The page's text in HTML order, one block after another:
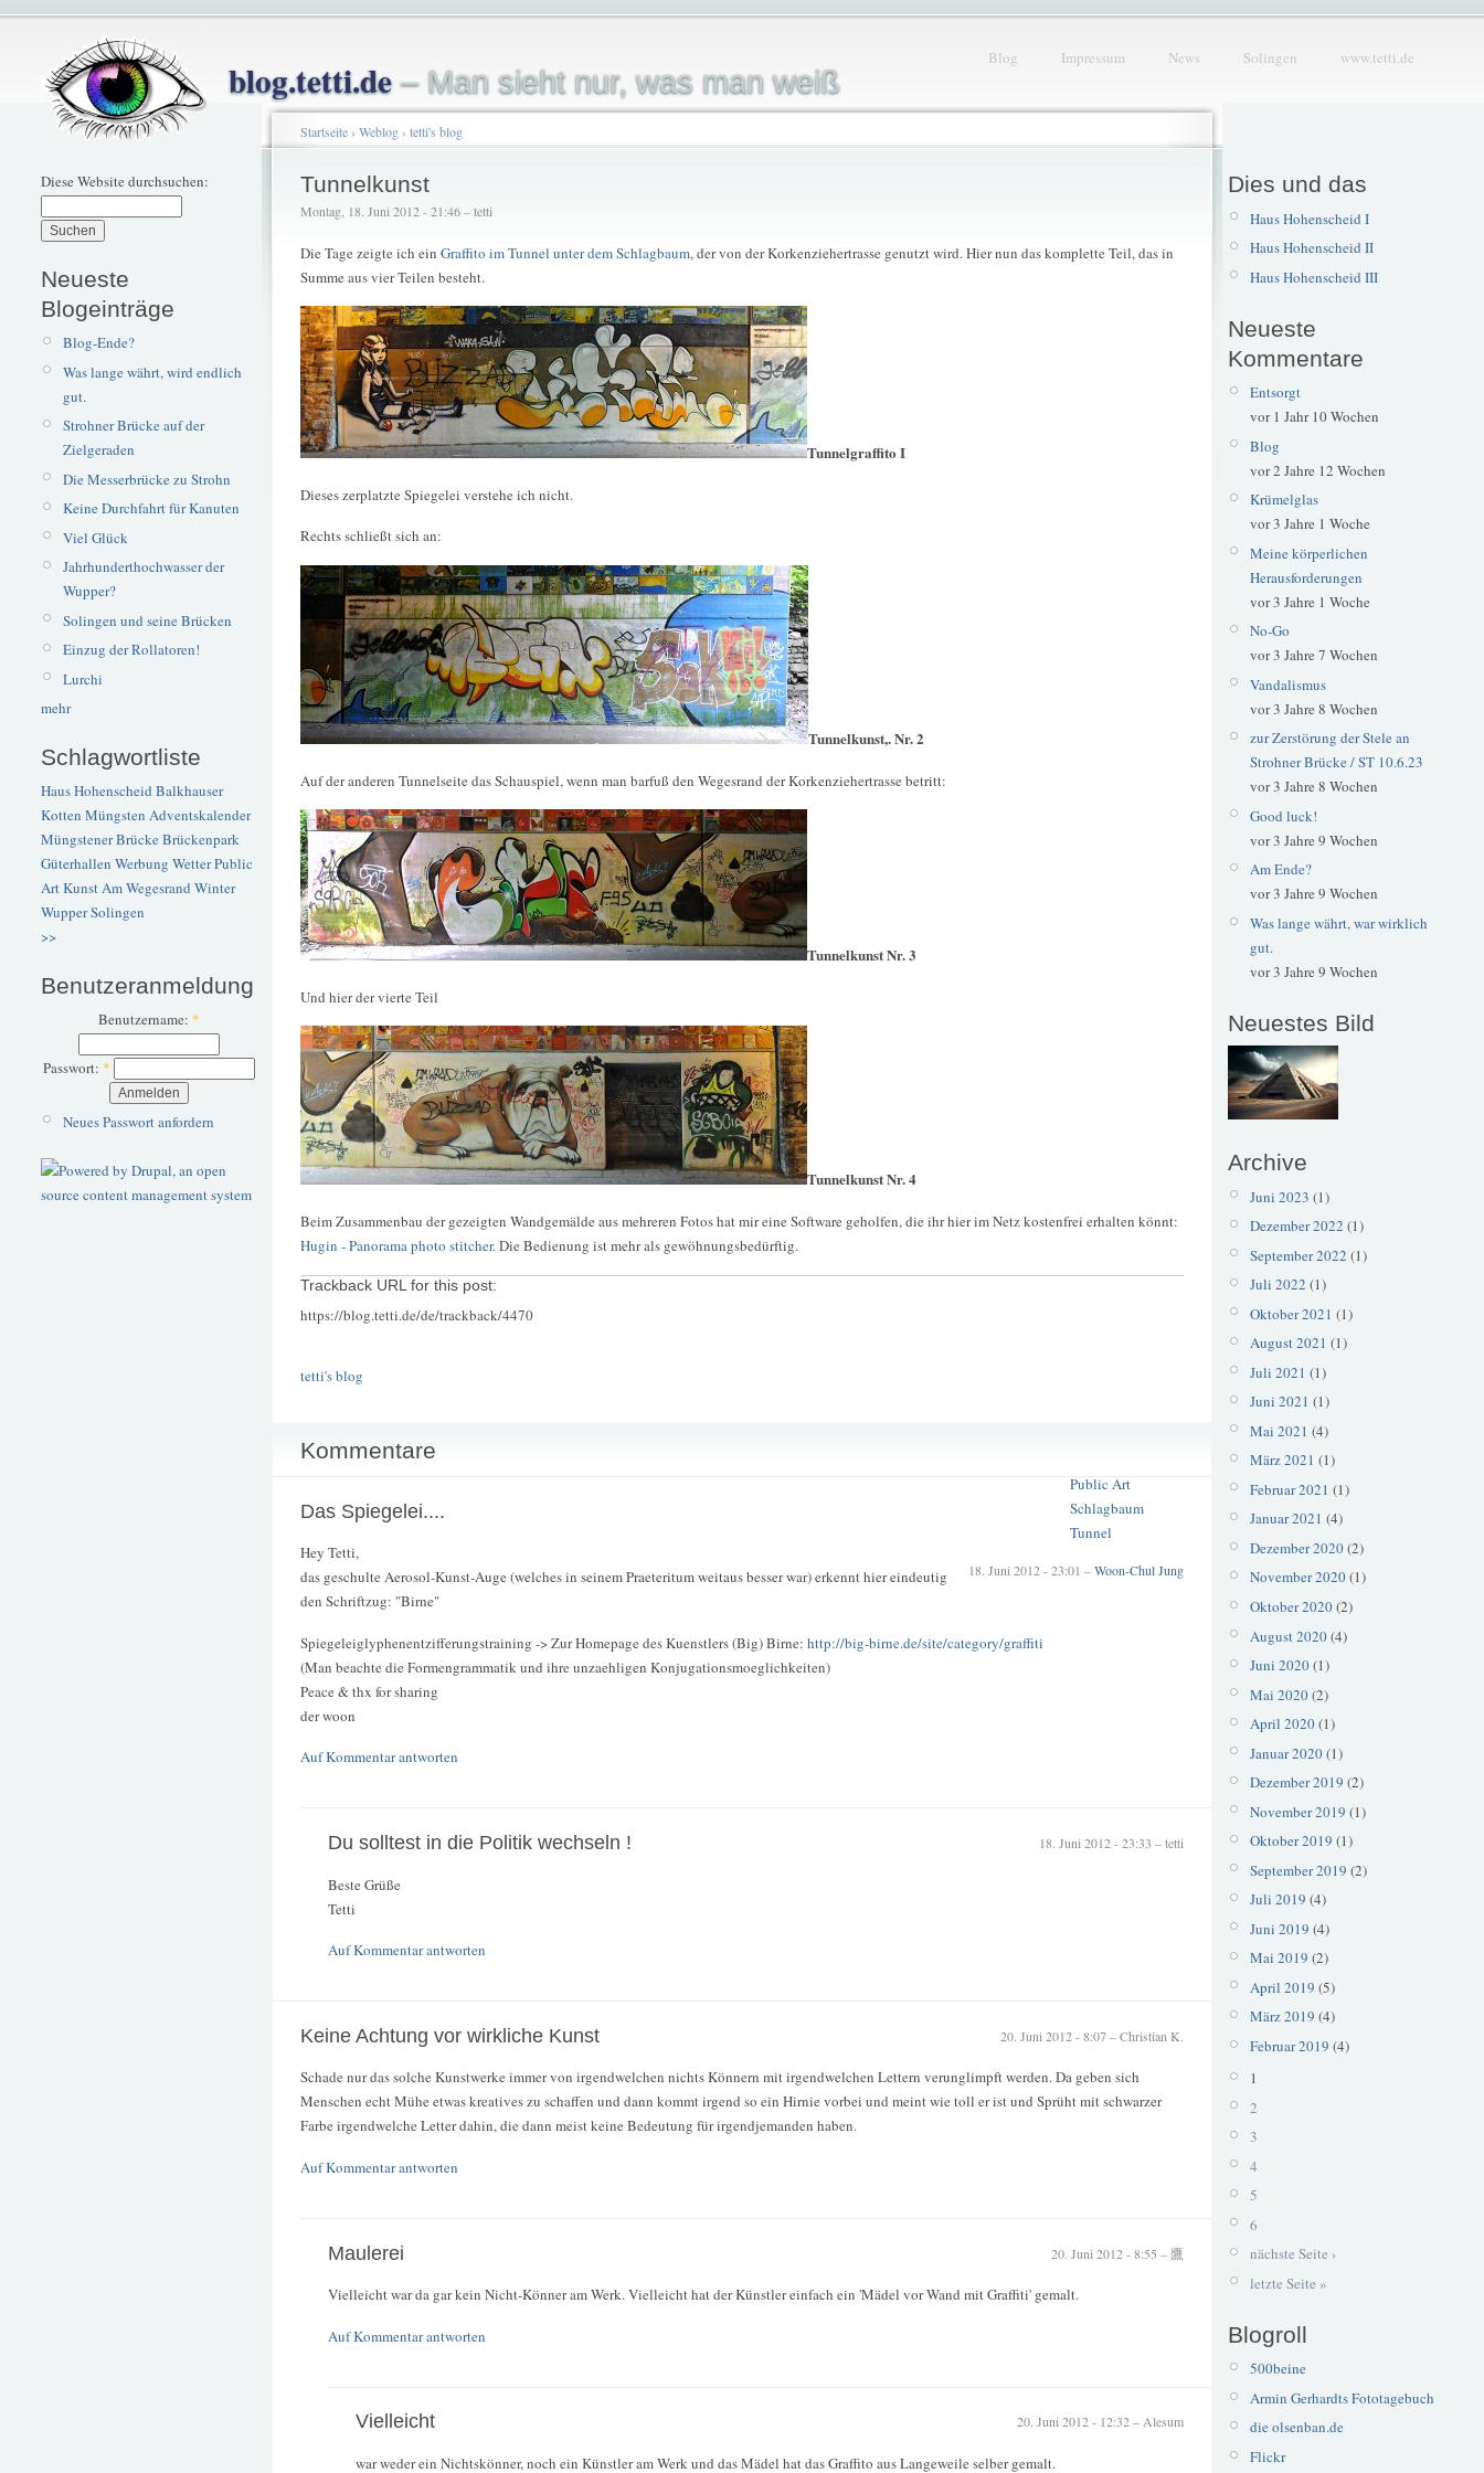
blog.tetti.de– Man sieht nur, was man weiß
Blog Impressum News Solingen www.tetti.de
Diese Website durchsuchen:
Neueste
Blogeinträge
Blog-Ende?
Was lange währt, wird endlich
gut.
Strohner Brücke auf der
Zielgeraden
Die Messerbrücke zu Strohn
Keine Durchfahrt für Kanuten
Viel Glück
Jahrhunderthochwasser der
Wupper?
Solingen und seine Brücken
Einzug der Rollatoren!
Lurchi
mehr
Schlagwortliste
Haus Hohenscheid Balkhauser
Kotten Müngsten Adventskalender
Müngstener BrückeBrückenpark
Güterhallen Werbung WetterPublic
ArtKunstAm Wegesrand Winter
WupperSolingen
>>
Benutzeranmeldung
Benutzername: *
Passwort: *
Neues Passwort anfordern
Startseite› Weblog› tetti's blog
Tunnelkunst
Montag, 18. Juni 2012 - 21:46 – tetti
Die Tage zeigte ich ein Graffito im Tunnel unter dem Schlagbaum, der von der Korkenziehertrasse genutzt wird. Hier nun das komplette Teil, das in
Summe aus vier Teilen besteht.
Tunnelgraffito I
Dieses zerplatzte Spiegelei verstehe ich nicht.
Rechts schließt sich an:
Tunnelkunst,. Nr. 2
Auf der anderen Tunnelseite das Schauspiel, wenn man barfuß den Wegesrand der Korkenziehertrasse betritt:
Tunnelkunst Nr. 3
Und hier der vierte Teil
Tunnelkunst Nr. 4
Beim Zusammenbau der gezeigten Wandgemälde aus mehreren Fotos hat mir eine Software geholfen, die ihr hier im Netz kostenfrei erhalten könnt:
Hugin - Panorama photo stitcher. Die Bedienung ist mehr als gewöhnungsbedürftig.
Trackback URL for this post:
https://blog.tetti.de/de/trackback/4470
tetti's blog
Public Art
Schlagbaum
Tunnel
Kommentare
18. Juni 2012 - 23:01 –Woon-Chul Jung
Das Spiegelei....
Hey Tetti,
das geschulte Aerosol-Kunst-Auge (welches in seinem Praeteritum weitaus besser war) erkennt hier eindeutig
den Schriftzug: "Birne"
Spiegeleiglyphenentzifferungstraining -> Zur Homepage des Kuenstlers (Big) Birne: http://big-birne.de/site/category/graffiti
(Man beachte die Formengrammatik und ihre unzaehligen Konjugationsmoeglichkeiten)
Peace & thx for sharing
der woon
Auf Kommentar antworten
18. Juni 2012 - 23:33 – tetti
Du solltest in die Politik wechseln !
Beste Grüße
Tetti
Auf Kommentar antworten
20. Juni 2012 - 8:07 – Christian K.
Keine Achtung vor wirkliche Kunst
Schade nur das solche Kunstwerke immer von irgendwelchen nichts Könnern mit irgendwelchen Lettern verunglimpft werden. Da geben sich
Menschen echt Mühe etwas kreatives zu schaffen und dann kommt irgend so ein Hirnie vorbei und meint wie toll er ist und Sprüht mit schwarzer
Farbe irgendwelche Letter dahin, die dann meist keine Bedeutung für irgendjemanden haben.
Auf Kommentar antworten
20. Juni 2012 - 8:55 – 鷹
Maulerei
Vielleicht war da gar kein Nicht-Könner am Werk. Vielleicht hat der Künstler einfach ein 'Mädel vor Wand mit Graffiti' gemalt.
Auf Kommentar antworten
20. Juni 2012 - 12:32 – Alesum
Vielleicht
war weder ein Nichtskönner, noch ein Künstler am Werk und das Mädel hat das Graffito aus Langeweile selber gemalt.
Dies und das
Haus Hohenscheid I
Haus Hohenscheid II
Haus Hohenscheid III
Neueste
Kommentare
Entsorgt
vor 1 Jahr 10 Wochen
Blog
vor 2 Jahre 12 Wochen
Krümelglas
vor 3 Jahre 1 Woche
Meine körperlichen
Herausforderungen
vor 3 Jahre 1 Woche
No-Go
vor 3 Jahre 7 Wochen
Vandalismus
vor 3 Jahre 8 Wochen
zur Zerstörung der Stele an
Strohner Brücke / ST 10.6.23
vor 3 Jahre 8 Wochen
Good luck!
vor 3 Jahre 9 Wochen
Am Ende?
vor 3 Jahre 9 Wochen
Was lange währt, war wirklich
gut.
vor 3 Jahre 9 Wochen
Neuestes Bild
Archive
Juni 2023 (1)
Dezember 2022 (1)
September 2022 (1)
Juli 2022 (1)
Oktober 2021 (1)
August 2021 (1)
Juli 2021 (1)
Juni 2021 (1)
Mai 2021 (4)
März 2021 (1)
Februar 2021 (1)
Januar 2021 (4)
Dezember 2020(2)
November 2020(1)
Oktober 2020(2)
August 2020(4)
Juni 2020(1)
Mai 2020(2)
April 2020(1)
Januar 2020(1)
Dezember 2019 (2)
November 2019 (1)
Oktober 2019 (1)
September 2019 (2)
Juli 2019 (4)
Juni 2019 (4)
Mai 2019 (2)
April 2019 (5)
März 2019 (4)
Februar 2019 (4)
1
2
3
4
5
6
nächste Seite ›
letzte Seite »
Blogroll
500beine
Armin Gerhardts Fototagebuch
die olsenban.de
Flickr